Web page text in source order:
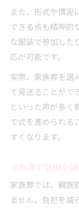
また、形式や慣習
できる点も精神的
な服装で参加した
応が可能です。
実際、家族葬を選
て見送ることがで
といった声が多く
で式を進められる
すくなります。
家族葬では、親族
ません。負担を減